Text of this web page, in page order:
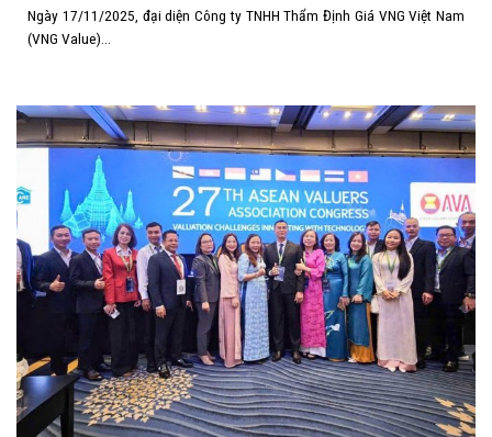
Ngày 17/11/2025, đại diện Công ty TNHH Thẩm Định Giá VNG Việt Nam
(VNG Value)...